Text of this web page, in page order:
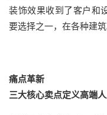
装饰效果收到了客户和
要选择之一，在各种建
痛点革新
三大核心卖点定义高端